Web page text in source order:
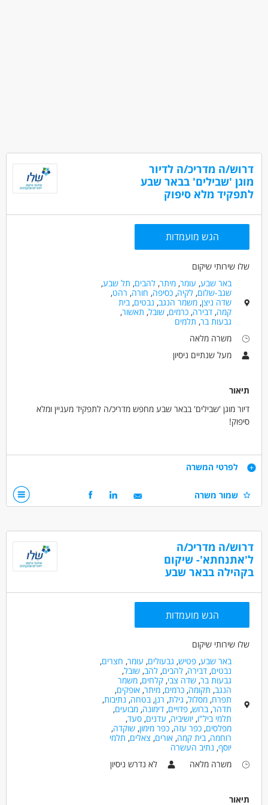
דרוש/ה מדריכ/ה לדיור
מוגן 'שבילים' בבאר שבע
לתפקיד מלא סיפוק
הגש מועמדות
שלו שירותי שיקום
באר שבע, עומר,מיתר,להבים, תל שבע,
שגב-שלום,לקיה,כסיפה, חורה, רהט,
שדה ניצן,משמר הנגב, נבטים,בית
קמה,דבירה,כרמים,שובל, תאשור,
גבעות בר, תלמים
משרה מלאה
מעל שנתיים ניסיון
תיאור
דיור מוגן 'שבילים' בבאר שבע מחפש מדריכ/ה לתפקיד מעניין ומלא
סיפוק!
ליווי וסיוע למתמודדים בפיתוח מיומנויות אישיות,
בניה ועבודה על תוכנית השיקום של המתמודד/ת
תינתן הכשרה מקצועית קבועה!
עבודה במשרה מלאה עם שעות גמישות
אפשרויות פיתוח וקידום,
סבסוד לימודים לתואר טיפולי,
המלצה לתואר שני ועוד!
דרישות
אמפתיה ואסרטיביות
חינוך, הוראה והדרכה - מדריך/ה
כללי /ללא הכשרה - עובד/ת כללי
מדעי החברה - סטודנטים
מאפייני משרה
מעל שנתיים ניסיון
עבודה ללא ניסיון
אקדמאים ללא נסיון
לפרטי המשרה
שמור משרה
דרוש/ה מדריכ/ה
ל'אתנחתא'- שיקום
בקהילה בבאר שבע
הגש מועמדות
שלו שירותי שיקום
באר שבע,פטיש, גבעולים, עומר, חצרים,
נבטים,דבירה,להבים,להב,שובל,
גבעות בר,שדה צבי,קלחים,משמר
הנגב, תקומה,כרמים,מיתר,אופקים,
תפרח,מסלול, גילת, רנן,בטחה, נתיבות,
תדהר,ברוש,פדויים,דימונה,מבועים,
תלמי ביל"ו,יושיביה, עדנים,סעד,
מפלסים,כפר עזה,כפר מימון,שוקדה,
רוחמה,בית קמה,אורים, צאלים, תלמי
יוסף, נתיב העשרה
משרה מלאה
לא נדרש ניסיון
תיאור